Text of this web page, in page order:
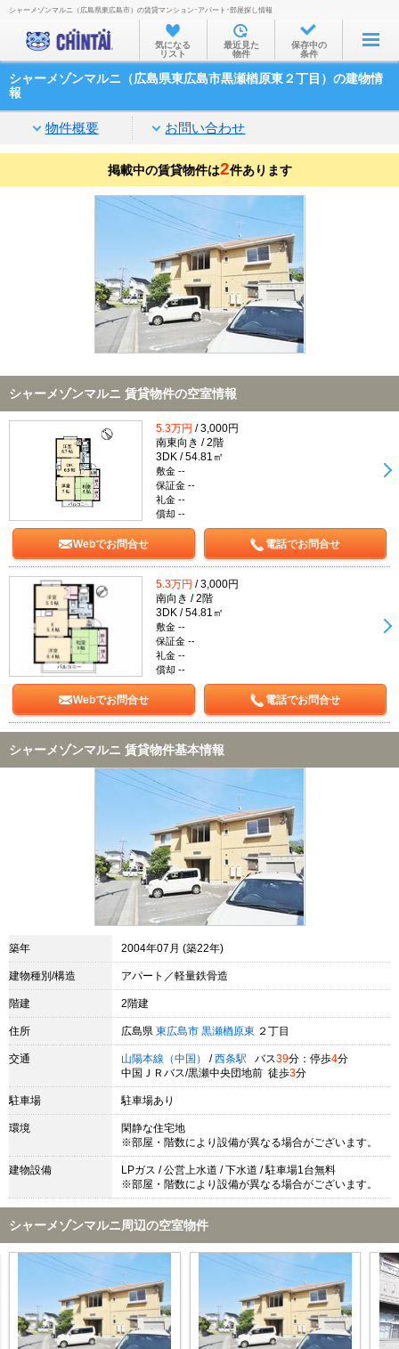
お部屋を探す
沿線・駅から
家賃相場から
通勤通学時間から
物件特集から
不動産会社から
TOP
シャーメゾンマルニ（広島県東広島市）の賃貸マンション･アパート･部屋探し情報
気になる
リスト
最近見た
物件
保存中の
条件
シャーメゾンマルニ（広島県東広島市黒瀬楢原東２丁目）の建物情
報
物件概要 お問い合わせ
掲載中の賃貸物件は2件あります
シャーメゾンマルニ 賃貸物件の空室情報
5.3万円 / 3,000円
南東向き / 2階
3DK / 54.81㎡
敷金 --
保証金 --
礼金 --
償却 --
Webでお問合せ 電話でお問合せ
5.3万円 / 3,000円
南向き / 2階
3DK / 54.81㎡
敷金 --
保証金 --
礼金 --
償却 --
Webでお問合せ 電話でお問合せ
シャーメゾンマルニ 賃貸物件基本情報
築年 2004年07月 (築22年)
建物種別/構造 アパート／軽量鉄骨造
階建 2階建
住所 広島県 東広島市 黒瀬楢原東 ２丁目
交通 山陽本線（中国） / 西条駅 バス39分：停歩4分
中国ＪＲバス/黒瀬中央団地前 徒歩3分
駐車場 駐車場あり
環境
閑静な住宅地
※部屋・階数により設備が異なる場合がございます。
建物設備
LPガス / 公営上水道 / 下水道 / 駐車場1台無料
※部屋・階数により設備が異なる場合がございます。
シャーメゾンマルニ周辺の空室物件